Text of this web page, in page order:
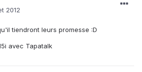
2012
tiendront leurs promesse :D
avec Tapatalk